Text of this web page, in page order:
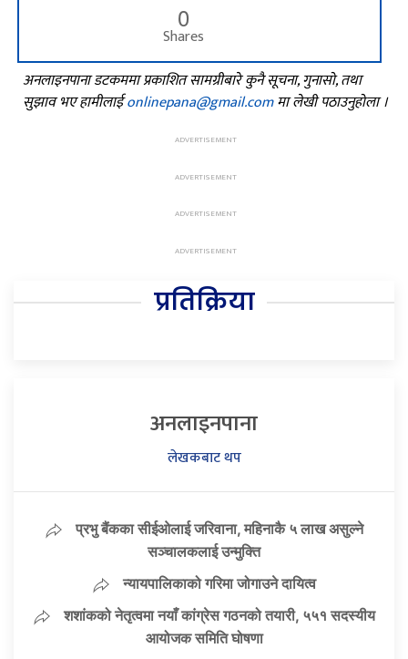
0
Shares
अनलाइनपाना डटकममा प्रकाशित सामग्रीबारे कुनै सूचना, गुनासो, तथा
सुझाव भए हामीलाईonlinepana@gmail.comमा लेखी पठाउनुहोला ।
प्रतिक्रिया
अनलाइनपाना
लेखकबाट थप
प्रभु बैंकका सीईओलाई जरिवाना, महिनाकै ५ लाख असुल्ने
सञ्चालकलाई उन्मुक्ति
न्यायपालिकाको गरिमा जोगाउने दायित्व
शशांकको नेतृत्वमा नयाँ कांग्रेस गठनको तयारी, ५५१ सदस्यीय
आयोजक समिति घोषणा